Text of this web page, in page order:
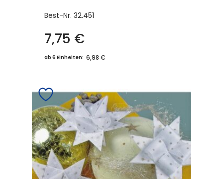
Best-Nr. 32.451
7,75 €
ab 6 Einheiten: 6,98 €